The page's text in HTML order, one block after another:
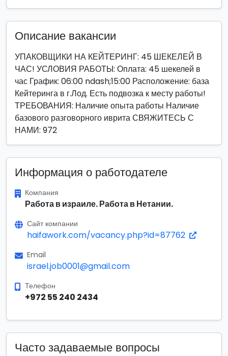
Описание вакансии
УПАКОВЩИКИ НА КЕЙТЕРИНГ: 45 ШЕКЕЛЕЙ В
ЧАС! УСЛОВИЯ РАБОТЫ: Оплата: 45 шекелей в
час График: 06:00 ndash;15:00 Расположение: база
Кейтеринга в г.Лод. Есть подвозка к месту работы!
ТРЕБОВАНИЯ: Наличие опыта работы Наличие
базового разговорного иврита СВЯЖИТЕСЬ С
НАМИ: 972
Информация о работодателе
Компания
Работа в израиле. Работа в Нетании.
Сайт компании
haifawork.com/vacancy.php?id=87762
Email
israel.job0001@gmail.com
Телефон
+972 55 240 2434
Часто задаваемые вопросы